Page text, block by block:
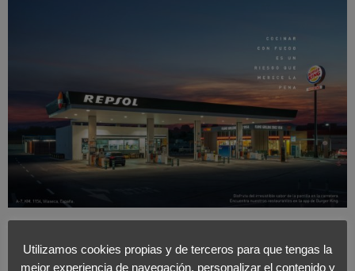
Utilizamos cookies propias y de terceros para que tengas la
mejor experiencia de navegación, personalizar el contenido y